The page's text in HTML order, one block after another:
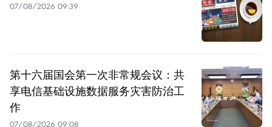
07/08/2026 09:39
第十六届国会第一次非常规会议：共
享电信基础设施数据服务灾害防治工
作
07/08/2026 09:08